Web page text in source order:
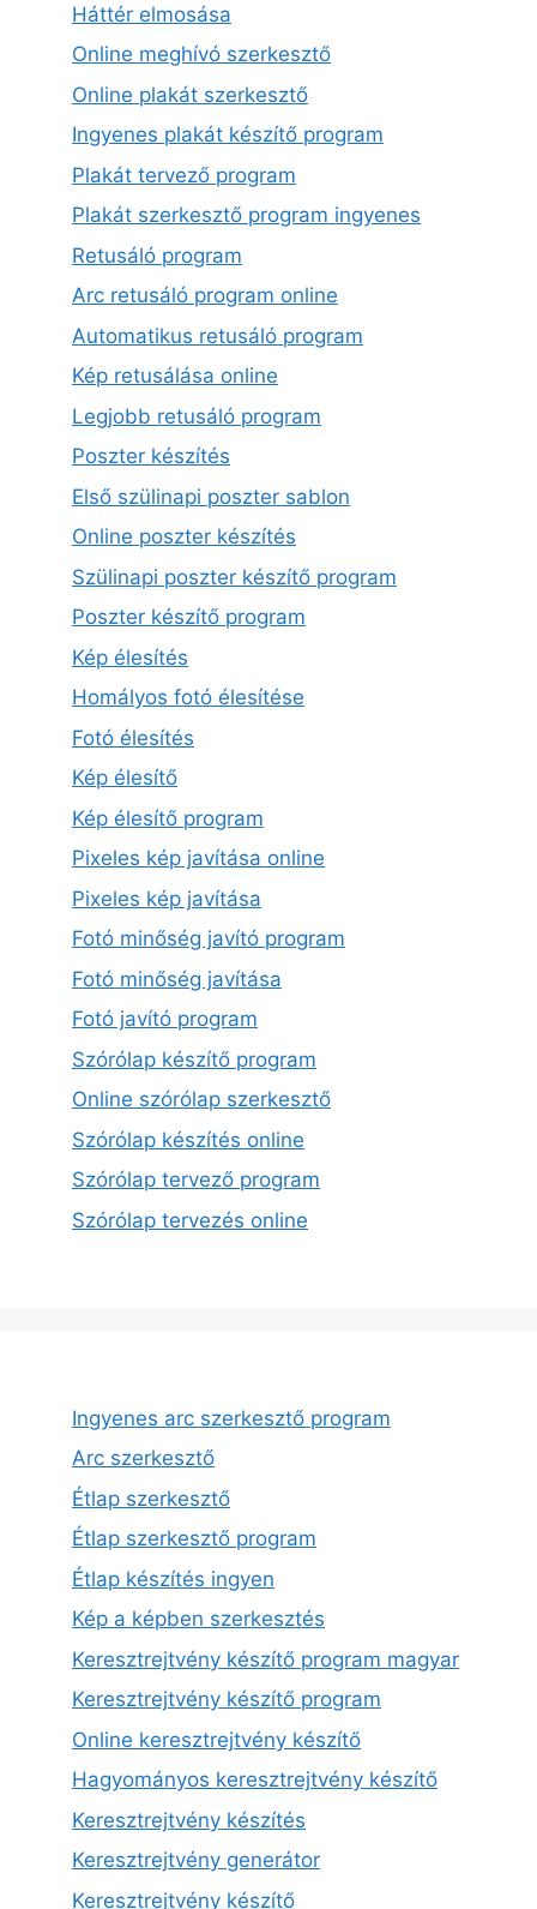
Háttér elmosása
Online meghívó szerkesztő
Online plakát szerkesztő
Ingyenes plakát készítő program
Plakát tervező program
Plakát szerkesztő program ingyenes
Retusáló program
Arc retusáló program online
Automatikus retusáló program
Kép retusálása online
Legjobb retusáló program
Poszter készítés
Első szülinapi poszter sablon
Online poszter készítés
Szülinapi poszter készítő program
Poszter készítő program
Kép élesítés
Homályos fotó élesítése
Fotó élesítés
Kép élesítő
Kép élesítő program
Pixeles kép javítása online
Pixeles kép javítása
Fotó minőség javító program
Fotó minőség javítása
Fotó javító program
Szórólap készítő program
Online szórólap szerkesztő
Szórólap készítés online
Szórólap tervező program
Szórólap tervezés online
Ingyenes arc szerkesztő program
Arc szerkesztő
Étlap szerkesztő
Étlap szerkesztő program
Étlap készítés ingyen
Kép a képben szerkesztés
Keresztrejtvény készítő program magyar
Keresztrejtvény készítő program
Online keresztrejtvény készítő
Hagyományos keresztrejtvény készítő
Keresztrejtvény készítés
Keresztrejtvény generátor
Keresztrejtvény készítő